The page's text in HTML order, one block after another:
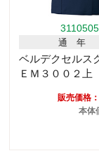
通 年
ベルデクセルス
ＥＭ３００２
販売価格：
本体